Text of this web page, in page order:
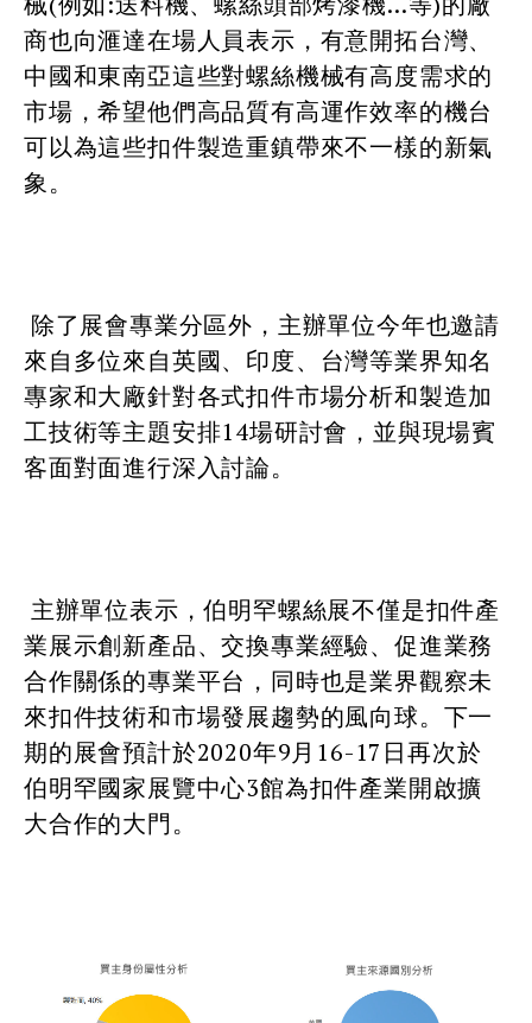
商也向滙達在場人員表示，有意開拓台灣、
中國和東南亞這些對螺絲機械有高度需求的
市場，希望他們高品質有高運作效率的機台
可以為這些扣件製造重鎮帶來不一樣的新氣
象。
除了展會專業分區外，主辦單位今年也邀請
來自多位來自英國、印度、台灣等業界知名
專家和大廠針對各式扣件市場分析和製造加
工技術等主題安排14場研討會，並與現場賓
客面對面進行深入討論。
主辦單位表示，伯明罕螺絲展不僅是扣件產
業展示創新產品、交換專業經驗、促進業務
合作關係的專業平台，同時也是業界觀察未
來扣件技術和市場發展趨勢的風向球。下一
期的展會預計於2020年9月16-17日再次於
伯明罕國家展覽中心3館為扣件產業開啟擴
大合作的大門。